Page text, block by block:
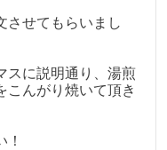
させてもらいまし
スに説明通り、湯煎
こんがり焼いて頂き